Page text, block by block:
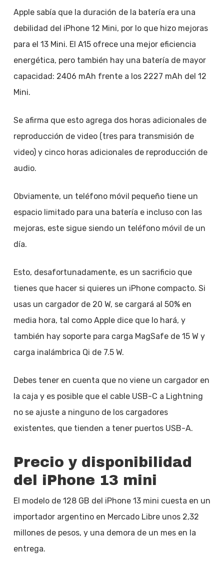
Apple sabía que la duración de la batería era una
debilidad del iPhone 12 Mini, por lo que hizo mejoras
para el 13 Mini. El A15 ofrece una mejor eficiencia
energética, pero también hay una batería de mayor
capacidad: 2406 mAh frente a los 2227 mAh del 12
Mini.
Se afirma que esto agrega dos horas adicionales de
reproducción de video (tres para transmisión de
video) y cinco horas adicionales de reproducción de
audio.
Obviamente, un teléfono móvil pequeño tiene un
espacio limitado para una batería e incluso con las
mejoras, este sigue siendo un teléfono móvil de un
día.
Esto, desafortunadamente, es un sacrificio que
tienes que hacer si quieres un iPhone compacto. Si
usas un cargador de 20 W, se cargará al 50% en
media hora, tal como Apple dice que lo hará, y
también hay soporte para carga MagSafe de 15 W y
carga inalámbrica Qi de 7.5 W.
Debes tener en cuenta que no viene un cargador en
la caja y es posible que el cable USB-C a Lightning
no se ajuste a ninguno de los cargadores
existentes, que tienden a tener puertos USB-A.
Precio y disponibilidad
del iPhone 13 mini
El modelo de 128 GB del iPhone 13 mini cuesta en un
importador argentino en Mercado Libre unos 2,32
millones de pesos, y una demora de un mes en la
entrega.